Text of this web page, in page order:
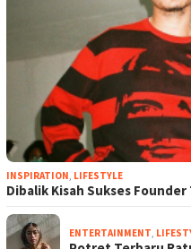
INSPIRATION LIFESTYLE
Dibalik Kisah Sukses
ENTERTAINMENT